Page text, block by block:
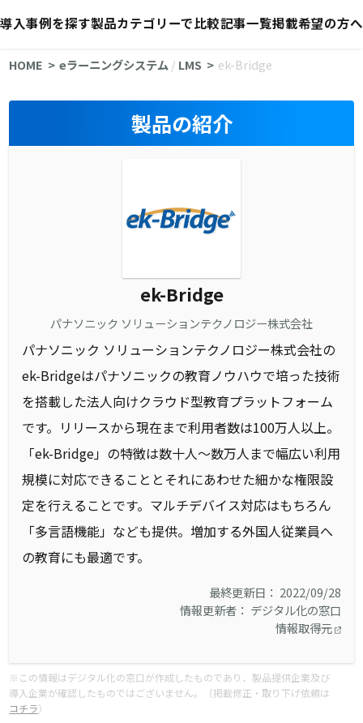
導入事例を探す製品カテゴリーで比較記事一覧掲載希望の方へ
HOME eラーニングシステム/ LMS ek-Bridge
製品の紹介
ek-Bridge
パナソニック ソリューションテクノロジー株式会社
パナソニック ソリューションテクノロジー株式会社の
ek-Bridgeはパナソニックの教育ノウハウで培った技術
を搭載した法人向けクラウド型教育プラットフォーム
です。リリースから現在まで利用者数は100万人以上。
「ek-Bridge」の特徴は数十人～数万人まで幅広い利用
規模に対応できることとそれにあわせた細かな権限設
定を行えることです。マルチデバイス対応はもちろん
「多言語機能」なども提供。増加する外国人従業員へ
の教育にも最適です。
最終更新日： 2022/09/28
情報更新者： デジタル化の窓口
情報取得元
※この情報はデジタル化の窓口が作成したものであり、製品提供企業及び
導入企業が確認したものではございません。（掲載修正・取り下げ依頼は
コチラ）